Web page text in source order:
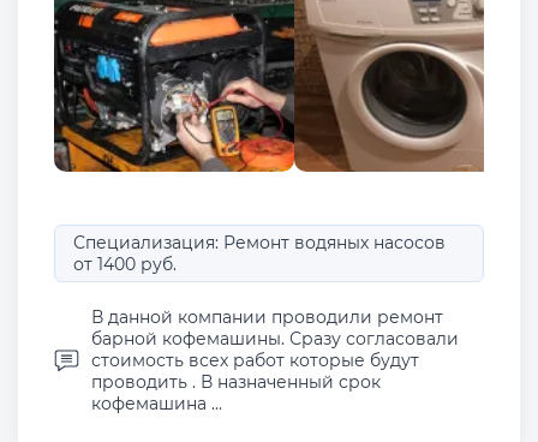
Специализация: Ремонт водяных насосов
от 1400 руб.
В данной компании проводили ремонт
барной кофемашины. Сразу согласовали
стоимость всех работ которые будут
проводить . В назначенный срок
кофемашина ...